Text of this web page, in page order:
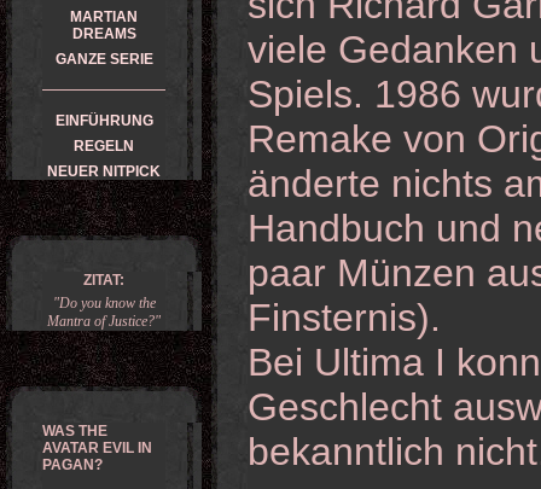
viele Gedanken
Spiels. 1986
Remake von
änderte nichts
Handbuch und
paar Münzen
Finsternis).
Bei Ultima I
Geschlecht
bekanntlich
MARTIAN
DREAMS
GANZE SERIE
EINFÜHRUNG
REGELN
NEUER NITPICK
ZITAT:
"Do you know the
Mantra of Justice?"
WAS THE
AVATAR EVIL IN
PAGAN?